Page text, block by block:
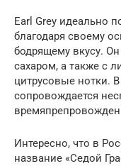
Earl Grey идеально
благодаря своему
бодрящему вкусу.
сахаром, а также с
цитрусовые нотки.
сопровождается
Интересно, что в
название «Седой